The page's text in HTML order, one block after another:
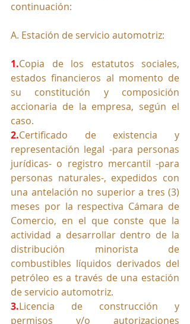
continuación:
A. Estación de servicio automotriz:
1.Copia de los estatutos sociales,
estados financieros al momento de
su constitución y composición
accionaria de la empresa, según el
caso.
2.Certificado de existencia y
representación legal -para personas
jurídicas- o registro mercantil -para
personas naturales-, expedidos con
una antelación no superior a tres (3)
meses por la respectiva Cámara de
Comercio, en el que conste que la
actividad a desarrollar dentro de la
distribución minorista de
combustibles líquidos derivados del
petróleo es a través de una estación
de servicio automotriz.
3.Licencia de construcción y
permisos y/o autorizaciones